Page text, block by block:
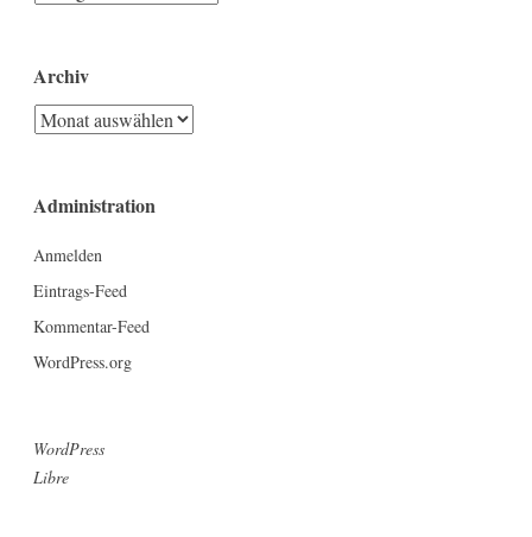
Archiv
Archiv
Administration
Anmelden
Eintrags-Feed
Kommentar-Feed
WordPress.org
WordPress
Libre